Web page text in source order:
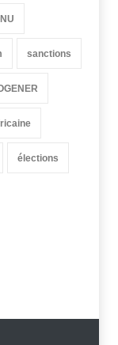
sanctions
élections